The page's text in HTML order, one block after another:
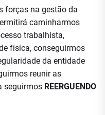
forças na gestão da
caminharmos
trabalhista,
física, conseguirmos
da entidade
reunir as
seguirmos REERGUENDO